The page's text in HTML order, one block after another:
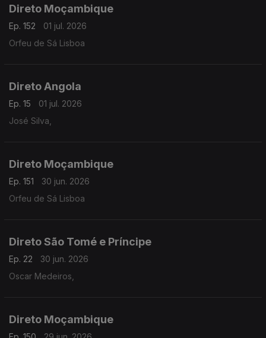
Direto Moçambique
Ep. 152
01 jul. 2026
Orfeu de Sá Lisboa
Direto Angola
Ep. 15
01 jul. 2026
José Silva,
Direto Moçambique
Ep. 151
30 jun. 2026
Orfeu de Sá Lisboa
Direto São Tomé e Príncipe
Ep. 22
30 jun. 2026
Oscar Medeiros,
Direto Moçambique